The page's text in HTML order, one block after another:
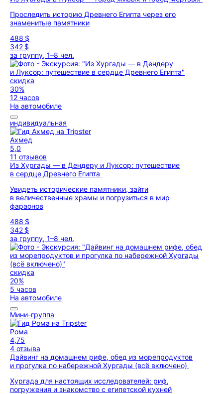
Проследить историю Древнего Египта через его
знаменитые памятники
488 $
342 $
за группу, 1–8 чел.
скидка
30%
12 часов
На автомобиле
индивидуальная
Ахмед
5,0
11 отзывов
Из Хургады — в Дендеру и Луксор: путешествие
в сердце Древнего Египта
Увидеть исторические памятники, зайти
в величественные храмы и погрузиться в мир
фараонов
488 $
342 $
за группу, 1–8 чел.
скидка
20%
5 часов
На автомобиле
Мини-группа
Рома
4,75
4 отзыва
Дайвинг на домашнем рифе, обед из морепродуктов
и прогулка по набережной Хургады (всё включено)
Хургада для настоящих исследователей: риф,
погружения и знакомство с египетской кухней